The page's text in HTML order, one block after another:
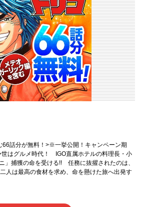
66話分が無料！>※一挙公開！キャンペーン期
はグルメ時代！ IGO直属ホテルの料理長・小
」捕獲の命を受ける!! 任務に抜擢されたのは、
人は最高の食材を求め、命を懸けた旅へ出発す